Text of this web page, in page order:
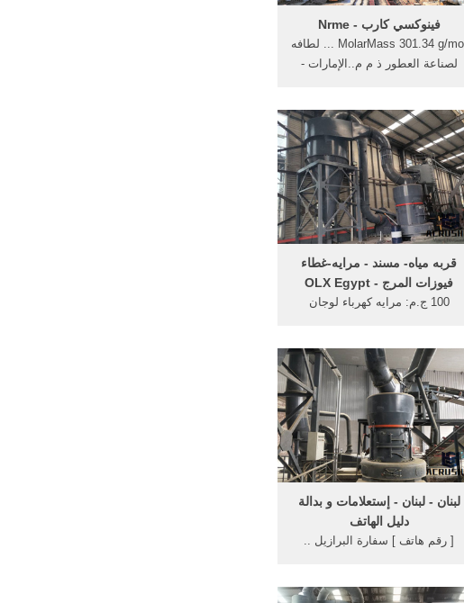
فينوكسي كارب - Nrme
MolarMass 301.34 g/mol ... لطافه
لصناعة العطور ذ م م..الإمارات -
اليوم السبت2020/12/05 [ رقم
تلفون ] القرهود - شارع القرهود -
بجوار فندق جميرا ...
قربه مياه- مسند - مرايه-غطاء
فيوزات المرج - OLX Egypt
100 ج.م: مرايه كهرباء لوجان
والقاعده سلام وبكفاءه ومسند لليد
موديل 2011 وموديل2015 وقربتين
مياه لوجان الشكل القديم والشكل
الجديد بس فيه كسور في المخرج
يمكن ل...
لبنان - لبنان - إستعلامات و بدالة
دليل الهاتف
[ رقم هاتف ] سفارة البرازيل ..
بيروت, سن الفيل, جسر الباشا